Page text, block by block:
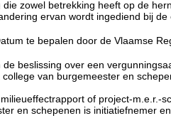
zowel betrekking heeft op de
ervan wordt ingediend bij
te bepalen door de Vlaamse
beslissing over een
van burgemeester en
of project-m.e.r.-
en schepenen is initiatiefnemer